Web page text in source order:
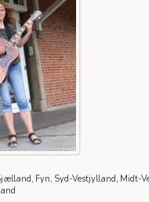
Fyn, Syd-Vestjylland, Midt-